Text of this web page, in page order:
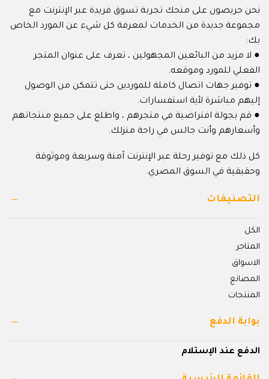
نحن حريصون على منحك تجربة تسوق فريدة عبر الإنترنت مع
مجموعة جديدة من الخدمات لمعرفة كل شيء عن المورد الخاص
بك:
● لا مزيد من البائعين المجهولين ، تعرف على عنوان المتجر
الفعلي للمورد وموقعه.
● توفير جهات اتصال كاملة للموردين حتى تتمكن من الوصول
إليهم مباشرة لأية استفسارات.
● قم بجولة افتراضية في متجرهم ، واطلع على جميع منتجاتهم
وأسعارهم وأنت جالس في راحة منزلك.
كل ذلك مع توفير رحلة عبر الإنترنت آمنة وسريعة وموثوقة
وحقيقية في السوق المصري.
التصنيفات
الكل
المتاجر
الاسواق
المصانع
المنتجات
بوابة الدفع
الدفع عند الإستلام